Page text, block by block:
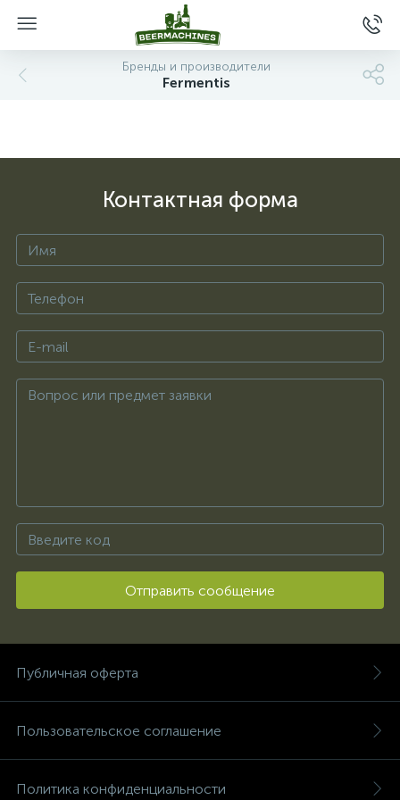
Бренды и производители
Fermentis
Контактная форма
Отправить сообщение
Публичная оферта
Пользовательское соглашение
Политика конфиденциальности